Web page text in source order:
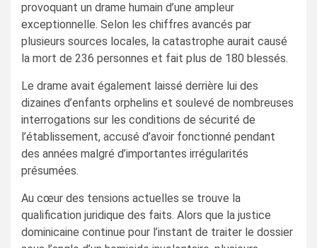
provoquant un drame humain d’une ampleur
exceptionnelle. Selon les chiffres avancés par
plusieurs sources locales, la catastrophe aurait causé
la mort de 236 personnes et fait plus de 180 blessés.
Le drame avait également laissé derrière lui des
dizaines d’enfants orphelins et soulevé de nombreuses
interrogations sur les conditions de sécurité de
l’établissement, accusé d’avoir fonctionné pendant
des années malgré d’importantes irrégularités
présumées.
Au cœur des tensions actuelles se trouve la
qualification juridique des faits. Alors que la justice
dominicaine continue pour l’instant de traiter le dossier